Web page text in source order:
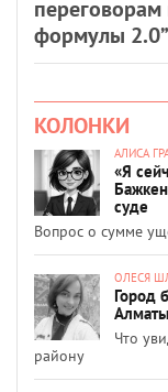
переговорам
формулы
КОЛОНКИ
АЛИСА
«Я
суде
Вопрос о сумме
ОЛЕСЯ
Город
Алматы
Что
району